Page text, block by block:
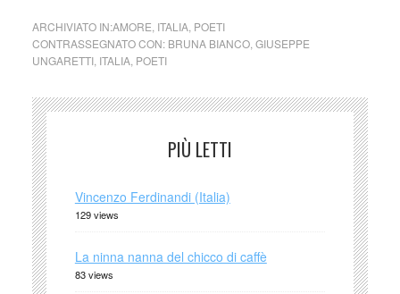
ARCHIVIATO IN:AMORE ITALIA, POETI
CONTRASSEGNATO CON: BRUNA BIANCO, GIUSEPPE
UNGARETTI, ITALIA, POETI
PIÙ LETTI
Vincenzo Ferdinandi (Italia)
129 views
La ninna nanna del chicco di caffè
83 views